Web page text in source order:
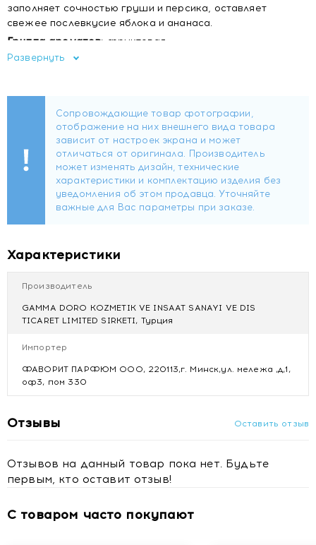
заполняет сочностью груши и персика, оставляет
свежее послевкусие яблока и ананаса.
Группа ароматов: фруктовая
Ноты:фруктовые
Развернуть
Характеристики
Производитель
GAMMA DORO KOZMETIK VE INSAAT SANAYI VE DIS
TICARET LIMITED SIRKETI, Турция
Импортер
ФАВОРИТ ПАРФЮМ ООО, 220113,г. Минск,ул. мележа ,д,1,
оф3, пом 330
Отзывы Оставить отзыв
Отзывов на данный товар пока нет. Будьте
первым, кто оставит отзыв!
С товаром часто покупают